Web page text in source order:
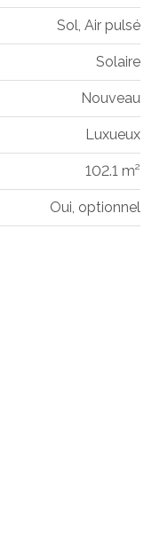
Sol, Air pulsé
Solaire
Nouveau
Luxueux
102.1 m²
Oui, optionnel